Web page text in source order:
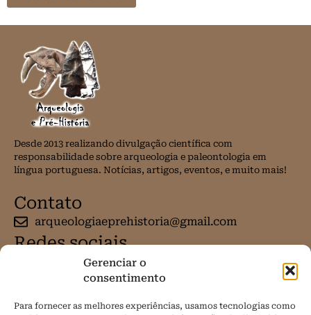
Gerenciar o
consentimento
Para fornecer as melhores experiências, usamos tecnologias como
Desde 2013 realizando divulgação científica com
responsabilidade sobre arqueologia e paleontologia em
língua portuguesa. Notícias, artigos, eventos, e muito mais!
Contato
arqueologiaeprehistoria@gmail.com
Redes sociais